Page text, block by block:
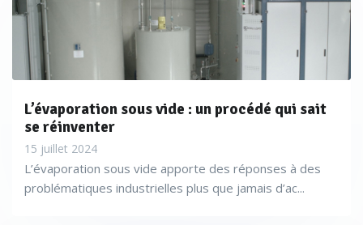
L’évaporation sous vide : un procédé qui sait
se réinventer
15 juillet 2024
L’évaporation sous vide apporte des réponses à des
problématiques industrielles plus que jamais d’ac...